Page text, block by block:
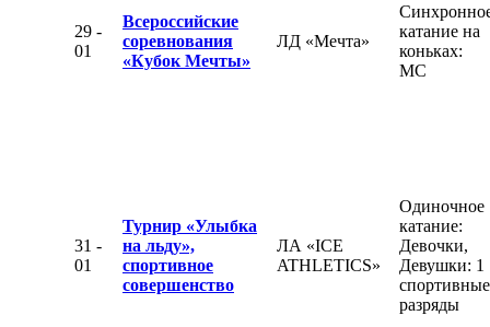
29 -
01
Всероссийские
соревнования
«Кубок Мечты»
ЛД «Мечта»
катание на
коньках:
МС
31 -
01
Турнир «Улыбка
на льду»,
спортивное
совершенство
ЛА «ICE
ATHLETICS»
Одиночное
катание:
Девочки,
Девушки: 1
спортивные
разряды